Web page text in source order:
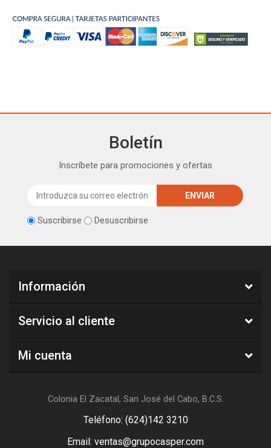
Boletín
Inscríbete para promociones y ofertas
Suscribirse Desuscribirse
Información
Servicio al cliente
Mi cuenta
Colonia El Zacatal, San José del Cabo, B.C.S.
Teléfono: (624)142 3210
Email: ventas@grupocasper.com